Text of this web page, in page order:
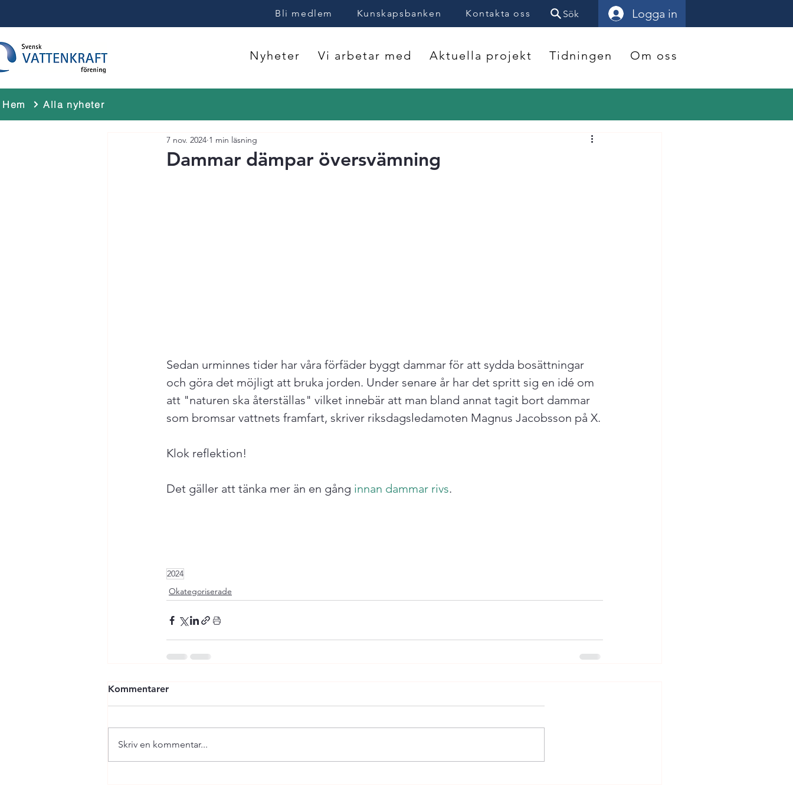
Bli medlem Kunskapsbanken Kontakta oss Sök Logga in
Nyheter Vi arbetar med Aktuella projekt Tidningen Om oss
Hem Alla nyheter
Dammar dämpar översvämning
7 nov. 2024 1 min läsning
Sedan urminnes tider har våra förfäder byggt dammar för att sydda bosättningar
och göra det möjligt att bruka jorden. Under senare år har det spritt sig en idé om
att "naturen ska återställas" vilket innebär att man bland annat tagit bort dammar
som bromsar vattnets framfart, skriver riksdagsledamoten Magnus Jacobsson på X.
Klok reflektion!
Det gäller att tänka mer än en gång innan dammar rivs.
2024
Okategoriserade
Kommentarer
Skriv en kommentar...